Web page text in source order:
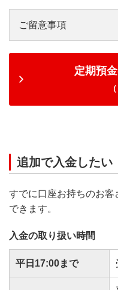
ご留意事項
定期預
追加で入金したい
すでに口座お持ちのお
できます。
入金の取り扱い時間
平日17:00まで